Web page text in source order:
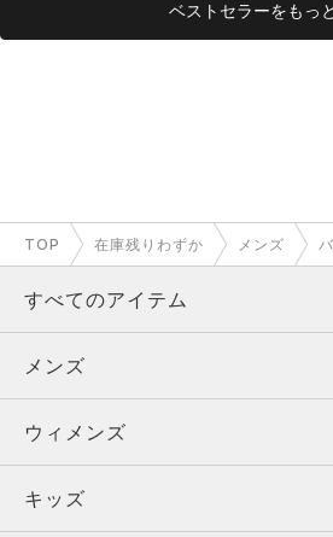
ベストセラーをもっ
TOP 在庫残りわずか メンズ
すべてのアイテム
メンズ
ウィメンズ
キッズ
メンズ
トップス
ボトムス
ウィメンズ
トップス
キッズ